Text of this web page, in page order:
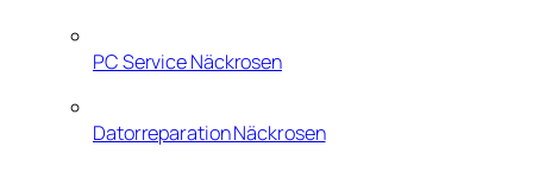
PC Service Näckrosen
Datorreparation Näckrosen